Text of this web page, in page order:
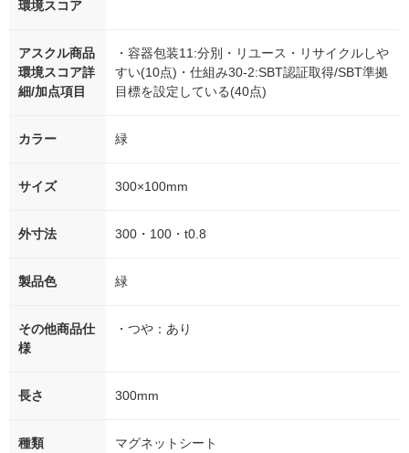
環境スコア
アスクル商品
環境スコア詳
細/加点項目
・容器包装11:分別・リユース・リサイクルしや
すい(10点)・仕組み30-2:SBT認証取得/SBT準拠
目標を設定している(40点)
カラー 緑
サイズ 300×100mm
外寸法 300・100・t0.8
製品色 緑
その他商品仕
様
・つや：あり
長さ 300mm
種類 マグネットシート